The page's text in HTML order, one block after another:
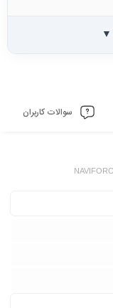
▼
سوالات کاربران